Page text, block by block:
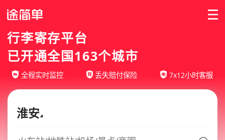
行李寄存平台
已开通全国163个城市
全程实时监控 丢失赔付保险 7x12小时客服
淮安